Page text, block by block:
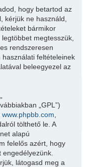
hogy betartod az
kérjük ne használd,
bármikor
megtesszük,
rendszeresen
feltételeinek
beleegyezel az
„GPL”)
www.phpbb.com
tölthető le. A
alapú
felelős azért, hogy
látogasd meg a